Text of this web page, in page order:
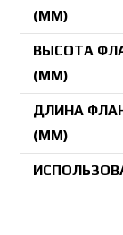
(ММ)
ВЫСОТА
(ММ)
ДЛИНА
(ММ)